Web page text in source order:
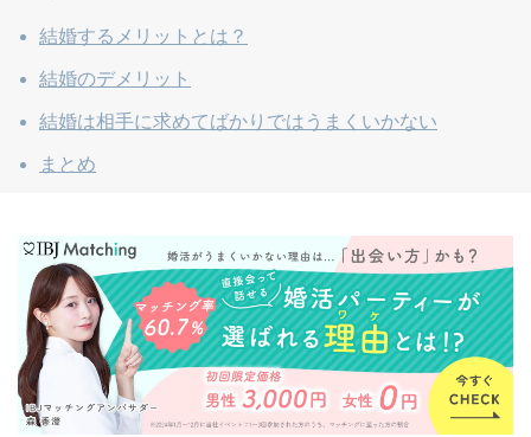
結婚するメリットとは？
結婚のデメリット
結婚は相手に求めてばかりではうまくいかない
まとめ